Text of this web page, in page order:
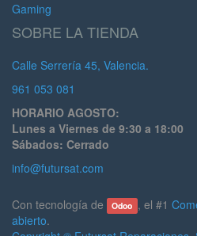
Gaming
SOBRE LA TIENDA
Calle Serrería 45, Valencia.
961 053 081
HORARIO AGOSTO:
Lunes a Viernes de 9:30 a 18:00
Sábados: Cerrado
info@futursat.com
Con tecnología de Odoo , el #1
abierto.